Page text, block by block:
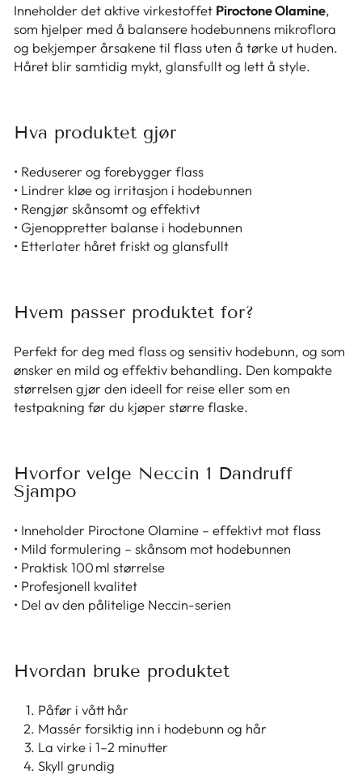
Inneholder det aktive virkestoffet Piroctone Olamine,
som hjelper med å balansere hodebunnens mikroflora
og bekjemper årsakene til flass uten å tørke ut huden.
Håret blir samtidig mykt, glansfullt og lett å style.
Hva produktet gjør
• Reduserer og forebygger flass
• Lindrer kløe og irritasjon i hodebunnen
• Rengjør skånsomt og effektivt
• Gjenoppretter balanse i hodebunnen
• Etterlater håret friskt og glansfullt
Hvem passer produktet for?
Perfekt for deg med flass og sensitiv hodebunn, og som
ønsker en mild og effektiv behandling. Den kompakte
størrelsen gjør den ideell for reise eller som en
testpakning før du kjøper større flaske.
Hvorfor velge Neccin 1 Dandruff
Sjampo
• Inneholder Piroctone Olamine – effektivt mot flass
• Mild formulering – skånsom mot hodebunnen
• Praktisk 100 ml størrelse
• Profesjonell kvalitet
• Del av den pålitelige Neccin-serien
Hvordan bruke produktet
Påfør i vått hår
Massér forsiktig inn i hodebunn og hår
La virke i 1–2 minutter
Skyll grundig